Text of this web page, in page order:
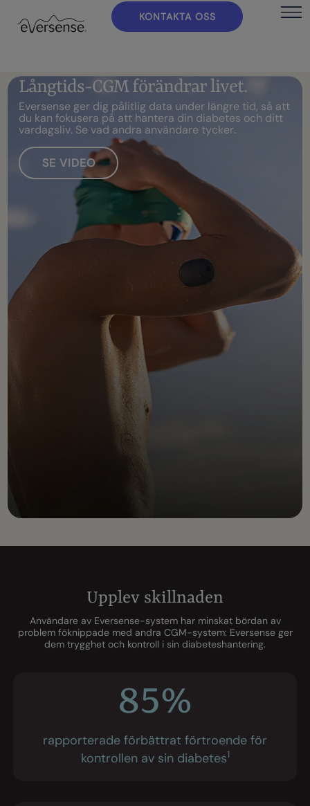
KONTAKTA OSS
Långtids-CGMförändrarlivet.
Eversense ger dig pålitlig data under längre tid, så att
du kan fokusera på att hantera din diabetes och ditt
vardagsliv. Se vad andra användare tycker.
SE VIDEO
Upplev skillnaden
Användare av Eversense-system har minskat bördan av
problem föknippade med andra CGM-system: Eversense ger
dem trygghet och kontroll i sin diabeteshantering.
85%
rapporterade förbättrat förtroende för
kontrollen av sin diabetes1